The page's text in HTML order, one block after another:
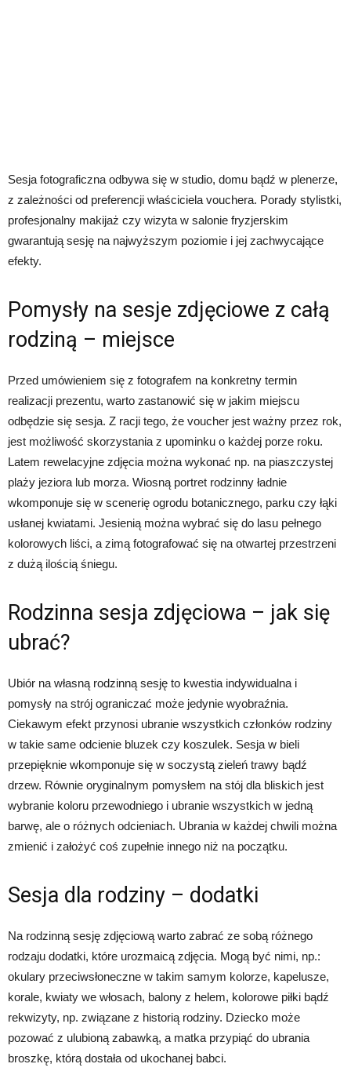
Sesja fotograficzna odbywa się w studio, domu bądź w plenerze,
z zależności od preferencji właściciela vouchera. Porady stylistki,
profesjonalny makijaż czy wizyta w salonie fryzjerskim
gwarantują sesję na najwyższym poziomie i jej zachwycające
efekty.
Pomysły na sesje zdjęciowe z całą
rodziną – miejsce
Przed umówieniem się z fotografem na konkretny termin
realizacji prezentu, warto zastanowić się w jakim miejscu
odbędzie się sesja. Z racji tego, że voucher jest ważny przez rok,
jest możliwość skorzystania z upominku o każdej porze roku.
Latem rewelacyjne zdjęcia można wykonać np. na piaszczystej
plaży jeziora lub morza. Wiosną portret rodzinny ładnie
wkomponuje się w scenerię ogrodu botanicznego, parku czy łąki
usłanej kwiatami. Jesienią można wybrać się do lasu pełnego
kolorowych liści, a zimą fotografować się na otwartej przestrzeni
z dużą ilością śniegu.
Rodzinna sesja zdjęciowa – jak się
ubrać?
Ubiór na własną rodzinną sesję to kwestia indywidualna i
pomysły na strój ograniczać może jedynie wyobraźnia.
Ciekawym efekt przynosi ubranie wszystkich członków rodziny
w takie same odcienie bluzek czy koszulek. Sesja w bieli
przepięknie wkomponuje się w soczystą zieleń trawy bądź
drzew. Równie oryginalnym pomysłem na stój dla bliskich jest
wybranie koloru przewodniego i ubranie wszystkich w jedną
barwę, ale o różnych odcieniach. Ubrania w każdej chwili można
zmienić i założyć coś zupełnie innego niż na początku.
Sesja dla rodziny – dodatki
Na rodzinną sesję zdjęciową warto zabrać ze sobą różnego
rodzaju dodatki, które urozmaicą zdjęcia. Mogą być nimi, np.:
okulary przeciwsłoneczne w takim samym kolorze, kapelusze,
korale, kwiaty we włosach, balony z helem, kolorowe piłki bądź
rekwizyty, np. związane z historią rodziny. Dziecko może
pozować z ulubioną zabawką, a matka przypiąć do ubrania
broszkę, którą dostała od ukochanej babci.